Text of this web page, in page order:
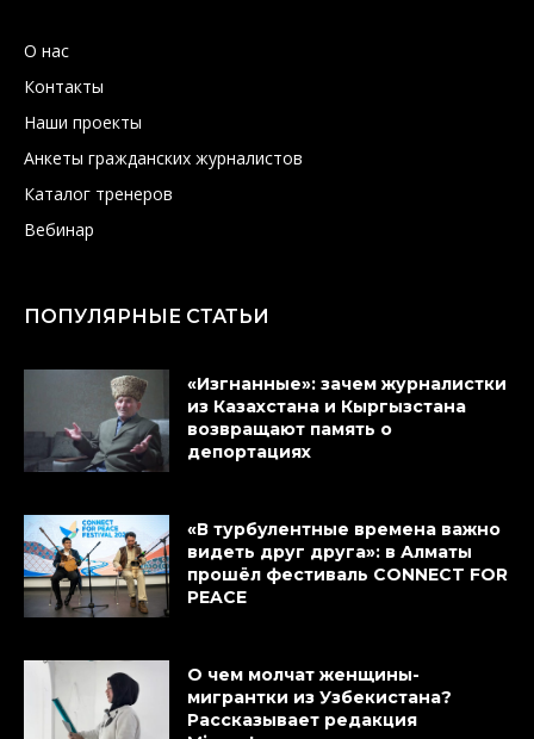
О нас
Контакты
Наши проекты
Анкеты гражданских журналистов
Каталог тренеров
Вебинар
ПОПУЛЯРНЫЕ СТАТЬИ
«Изгнанные»: зачем журналистки
из Казахстана и Кыргызстана
возвращают память о
депортациях
«В турбулентные времена важно
видеть друг друга»: в Алматы
прошёл фестиваль CONNECT FOR
PEACE
О чем молчат женщины-
мигрантки из Узбекистана?
Рассказывает редакция